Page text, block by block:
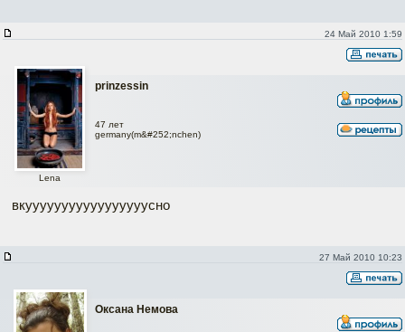
24 Май 2010 1:59
prinzessin
Lena
47 лет
germany(m&#252;nchen)
вкууууууууууууууууусно
27 Май 2010 10:23
Оксана Немова